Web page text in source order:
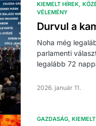
KIEMELT HÍREK
VÉLEMÉNY
Durvul a
Noha még
parlamenti
legalább 72
2026. január 11.
GAZDASÁG